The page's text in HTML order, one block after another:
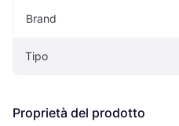
Brand
Tipo
Proprietà del prodotto